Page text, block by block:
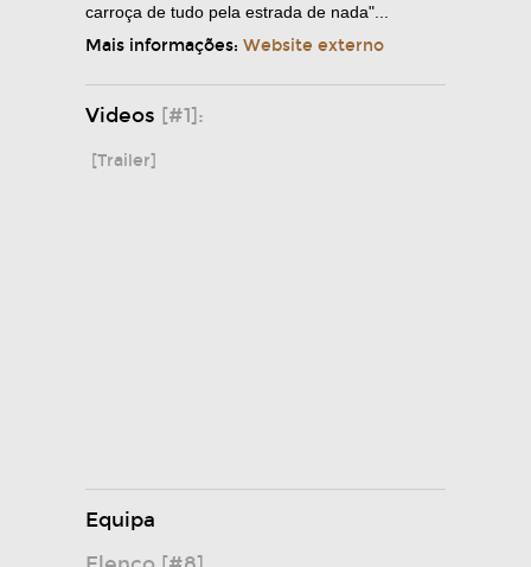
carroça de tudo pela estrada de nada"...
Mais informações: Website externo
Videos [#1]:
[Trailer]
Equipa